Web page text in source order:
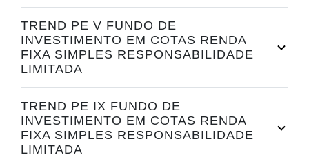
TREND PE V FUNDO DE
INVESTIMENTO EM COTAS RENDA
FIXA SIMPLES RESPONSABILIDADE
LIMITADA
TREND PE IX FUNDO DE
INVESTIMENTO EM COTAS RENDA
FIXA SIMPLES RESPONSABILIDADE
LIMITADA